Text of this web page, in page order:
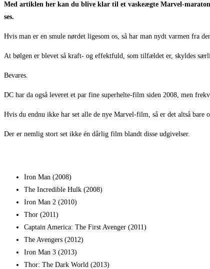
Med artiklen her kan du blive klar til et vaskeægte Marvel-
ses.
Hvis man er en smule nørdet ligesom os, så har man nydt varmen fra
At bølgen er blevet så kraft- og effektfuld, som tilfældet er, skyldes
Bevares.
DC har da også leveret et par fine superhelte-film siden 2008, men
Hvis du endnu ikke har set alle de nye Marvel-film, så er det altså bare
Der er nemlig stort set ikke én dårlig film blandt disse udgivelser.
Iron Man (2008)
The Incredible Hulk (2008)
Iron Man 2 (2010)
Thor (2011)
Captain America: The First Avenger (2011)
The Avengers (2012)
Iron Man 3 (2013)
Thor: The Dark World (2013)